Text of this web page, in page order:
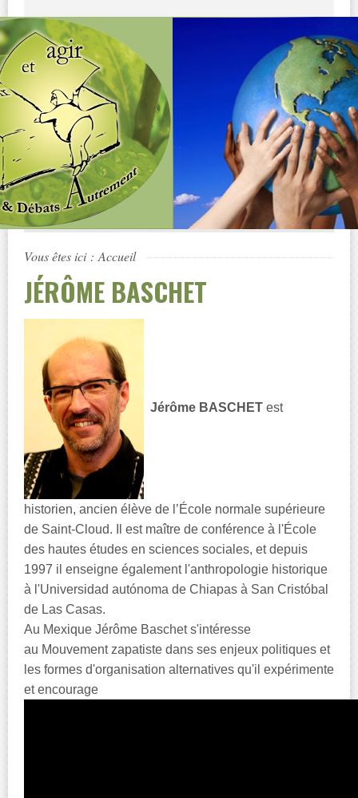
Vous êtes ici : Accueil
JÉRÔME BASCHET
Jérôme BASCHET est
historien, ancien élève de l’École normale supérieure
de Saint-Cloud. Il est maître de conférence à l'École
des hautes études en sciences sociales, et depuis
1997 il enseigne également l'anthropologie historique
à l'Universidad autónoma de Chiapas à San Cristóbal
de Las Casas.
Au Mexique Jérôme Baschet s'intéresse
au Mouvement zapatiste dans ses enjeux politiques et
les formes d'organisation alternatives qu'il expérimente
et encourage